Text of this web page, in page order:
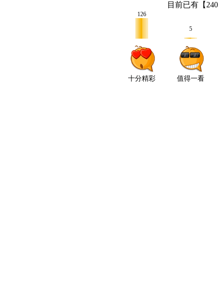
目前已有【 240
126
十分精彩
5
值得一看